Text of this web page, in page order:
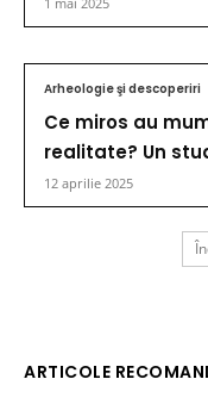
Arheologie şi descoperiri
Ce miros au
realitate? Un
12 aprilie 2025
ARTICOLE